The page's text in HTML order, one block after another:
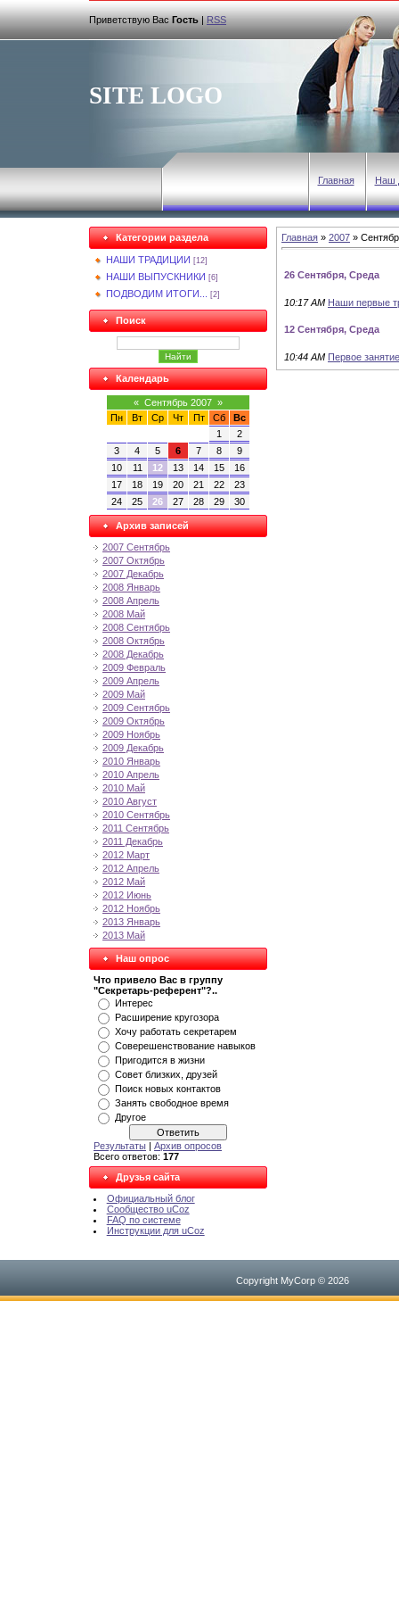
Приветствую Вас Гость|RSS
SITE LOGO
Главная Наш
Категории раздела
НАШИ ТРАДИЦИИ [12]
НАШИ ВЫПУСКНИКИ [6]
ПОДВОДИМ ИТОГИ... [2]
Поиск
Календарь
« Сентябрь 2007 »
Пн
Вт Ср Чт Пт Сб
Вс
1
2
3
4 5 6 7 8
9
10
11 12 13 14 15
16
17
18 19 20 21 22
23
24
25 26 27 28 29 30
Архив записей
2007 Сентябрь
2007 Октябрь
2007 Декабрь
2008 Январь
2008 Апрель
2008 Май
2008 Сентябрь
2008 Октябрь
2008 Декабрь
2009 Февраль
2009 Апрель
2009 Май
2009 Сентябрь
2009 Октябрь
2009 Ноябрь
2009 Декабрь
2010 Январь
2010 Апрель
2010 Май
2010 Август
2010 Сентябрь
2011 Сентябрь
2011 Декабрь
2012 Март
2012 Апрель
2012 Май
2012 Июнь
2012 Ноябрь
2013 Январь
2013 Май
Наш опрос
Что привело Вас в группу
"Секретарь-референт"?..
Интерес
Расширение кругозора
Хочу работать секретарем
Соверешенствование навыков
Пригодится в жизни
Совет близких, друзей
Поиск новых контактов
Занять свободное время
Другое
Результаты | Архив опросов
Всего ответов: 177
Друзья сайта
Официальный блог
Сообщество uCoz
FAQ по системе
Инструкции для uCoz
Главная » 2007 »
26 Сентября, Среда
10:17 AM Наши первые
12 Сентября, Среда
10:44 AM Первое занятие
Copyright MyCorp © 2026